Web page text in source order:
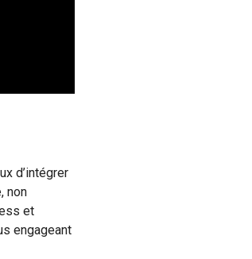
d’intégrer
non
et
engageant